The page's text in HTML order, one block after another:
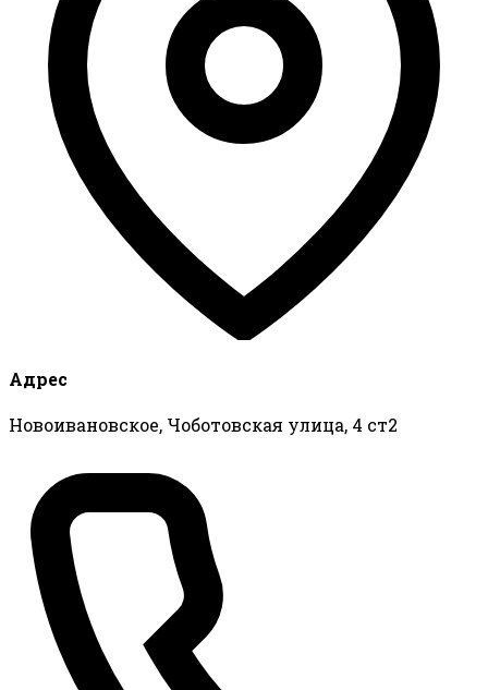
Адрес
Новоивановское, Чоботовская улица, 4 ст2